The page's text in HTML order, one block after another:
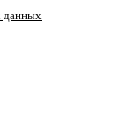
данных